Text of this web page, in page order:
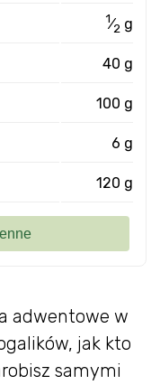
adwentowe w
jak kto
samymi
1⁄2 g
40 g
100 g
6 g
120 g